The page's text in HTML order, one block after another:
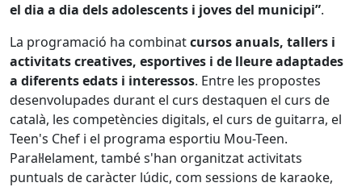
el dia a dia dels adolescents i joves del municipi”.
La programació ha combinatcursos anuals, tallers i
activitats creatives, esportives i de lleure adaptades
a diferents edats i interessos. Entre les propostes
desenvolupades durant el curs destaquen el curs de
català, les competències digitals, el curs de guitarra, el
Teen's Chef i el programa esportiu Mou-Teen.
Paral·lelament, també s'han organitzat activitats
puntuals de caràcter lúdic, com sessions de karaoke,